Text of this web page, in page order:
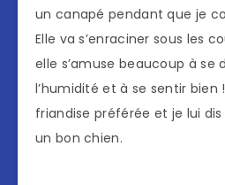
un canapé pendant que je
Elle va s’enraciner sous les
elle s’amuse beaucoup à se
l’humidité et à se sentir bien
friandise préférée et je lui
un bon chien.